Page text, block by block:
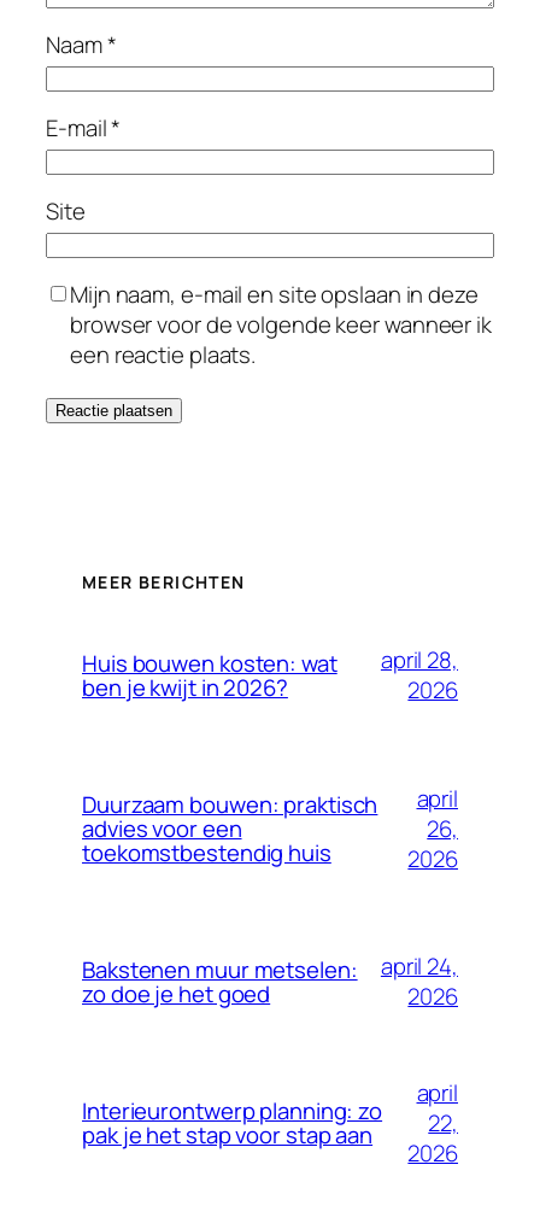
Naam*
E-mail*
Site
Mijn naam, e-mail en site opslaan in deze
browser voor de volgende keer wanneer ik
een reactie plaats.
MEER BERICHTEN
Huis bouwen kosten: wat
ben je kwijt in 2026?
april 28,
2026
Duurzaam bouwen: praktisch
advies voor een
toekomstbestendig huis
april
26,
2026
Bakstenen muur metselen:
zo doe je het goed
april 24,
2026
Interieurontwerp planning: zo
pak je het stap voor stap aan
april
22,
2026